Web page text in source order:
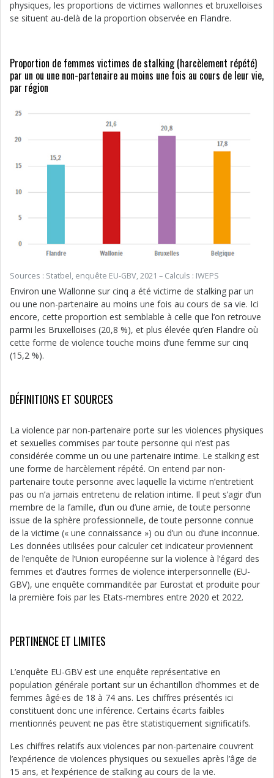
physiques, les proportions de victimes wallonnes et bruxelloises
se situent au-delà de la proportion observée en Flandre.
Proportion de femmes victimes de stalking (harcèlement répété)
par un ou une non-partenaire au moins une fois au cours de leur vie,
par région
Sources : Statbel, enquête EU-GBV, 2021 – Calculs : IWEPS
Environ une Wallonne sur cinq a été victime de stalking par un
ou une non-partenaire au moins une fois au cours de sa vie. Ici
encore, cette proportion est semblable à celle que l’on retrouve
parmi les Bruxelloises (20,8 %), et plus élevée qu’en Flandre où
cette forme de violence touche moins d’une femme sur cinq
(15,2 %).
DÉFINITIONS ET SOURCES
La violence par non-partenaire porte sur les violences physiques
et sexuelles commises par toute personne qui n’est pas
considérée comme un ou une partenaire intime. Le stalking est
une forme de harcèlement répété. On entend par non-
partenaire toute personne avec laquelle la victime n’entretient
pas ou n’a jamais entretenu de relation intime. Il peut s’agir d’un
membre de la famille, d’un ou d’une amie, de toute personne
issue de la sphère professionnelle, de toute personne connue
de la victime (« une connaissance ») ou d’un ou d’une inconnue.
Les données utilisées pour calculer cet indicateur proviennent
de l’enquête de l’Union européenne sur la violence à l’égard des
femmes et d’autres formes de violence interpersonnelle (EU-
GBV), une enquête commanditée par Eurostat et produite pour
la première fois par les Etats-membres entre 2020 et 2022.
PERTINENCE ET LIMITES
L’enquête EU-GBV est une enquête représentative en
population générale portant sur un échantillon d’hommes et de
femmes âgé·es de 18 à 74 ans. Les chiffres présentés ici
constituent donc une inférence. Certains écarts faibles
mentionnés peuvent ne pas être statistiquement significatifs.
Les chiffres relatifs aux violences par non-partenaire couvrent
l’expérience de violences physiques ou sexuelles après l’âge de
15 ans, et l’expérience de stalking au cours de la vie.